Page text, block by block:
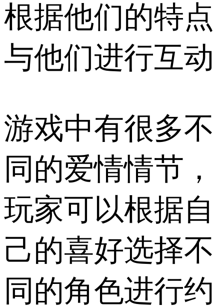
根据他们的特点
与他们进行互动
游戏中有很多不
同的爱情情节，
玩家可以根据自
己的喜好选择不
同的角色进行约